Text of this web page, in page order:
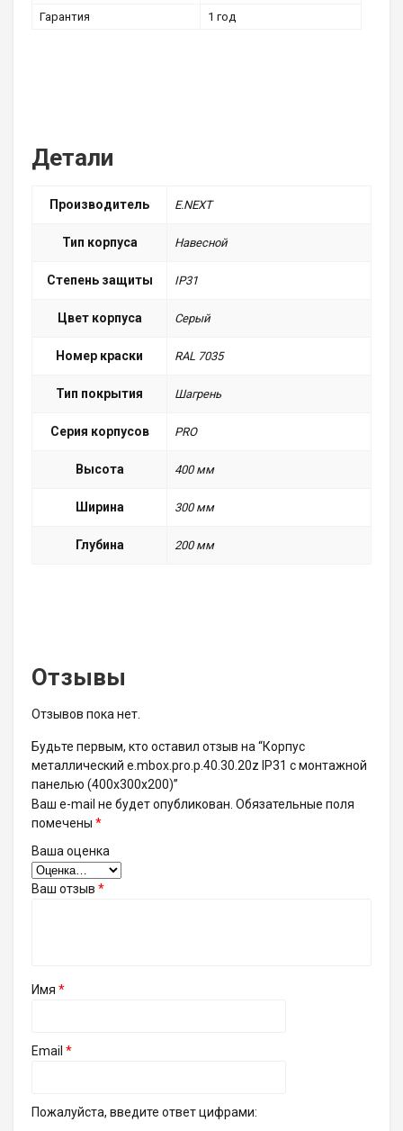
Гарантия
1 год
Детали
Производитель E.NEXT
Тип корпуса Навесной
Степень защиты IP31
Цвет корпуса Серый
Номер краски RAL 7035
Тип покрытия Шагрень
Серия корпусов PRO
Высота 400 мм
Ширина 300 мм
Глубина 200 мм
Отзывы
Отзывов пока нет.
Будьте первым, кто оставил отзыв на “Корпус
металлический e.mbox.pro.p.40.30.20z IP31 с монтажной
панелью (400х300х200)”
Ваш e-mail не будет опубликован. Обязательные поля
помечены *
Ваша оценка
Ваш отзыв *
Имя *
Email *
Пожалуйста, введите ответ цифрами: